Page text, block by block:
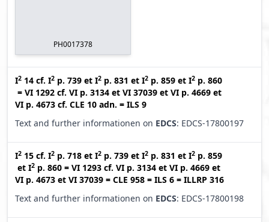
PH0017378
I2 14 cf. I2 p. 739 et I2 p. 831 et I2 p. 859 et I2 p. 860
= VI 1292 cf. VI p. 3134 et VI 37039 et VI p. 4669 et
VI p. 4673 cf. CLE 10 adn. = ILS 9
Text and further informationen on EDCS: EDCS-17800197
I2 15 cf. I2 p. 718 et I2 p. 739 et I2 p. 831 et I2 p. 859
et I2 p. 860 = VI 1293 cf. VI p. 3134 et VI p. 4669 et
VI p. 4673 et VI 37039 = CLE 958 = ILS 6 = ILLRP 316
Text and further informationen on EDCS: EDCS-17800198